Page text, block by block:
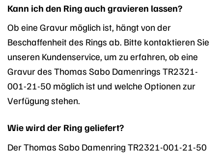
Kann ich den Ring auch gravieren lassen?
Ob eine Gravur möglich ist, hängt von der
Beschaffenheit des Rings ab. Bitte kontaktieren Sie
unseren Kundenservice, um zu erfahren, ob eine
Gravur des Thomas Sabo Damenrings TR2321-
001-21-50 möglich ist und welche Optionen zur
Verfügung stehen.
Wie wird der Ring geliefert?
Der Thomas Sabo Damenring TR2321-001-21-50